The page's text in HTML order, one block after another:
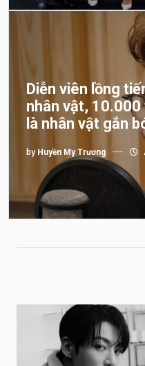
Diễn viên lồng
nhân vật, 10.000
là nhân vật gắn
by Huyền My Trương